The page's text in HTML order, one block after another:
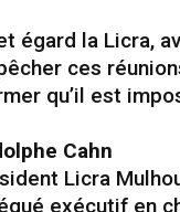
égard la Licra,
ces
qu’il est
Cahn
Licra
exécutif en